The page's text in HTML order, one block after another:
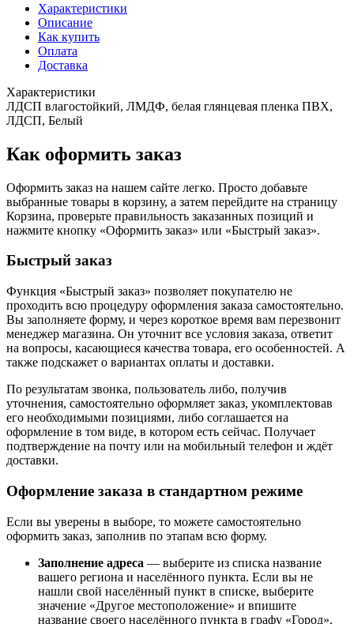
Характеристики
Описание
Как купить
Оплата
Доставка
Характеристики
ЛДСП влагостойкий, ЛМДФ, белая глянцевая пленка ПВХ,
ЛДСП, Белый
Как оформить заказ
Оформить заказ на нашем сайте легко. Просто добавьте
выбранные товары в корзину, а затем перейдите на страницу
Корзина, проверьте правильность заказанных позиций и
нажмите кнопку «Оформить заказ» или «Быстрый заказ».
Быстрый заказ
Функция «Быстрый заказ» позволяет покупателю не
проходить всю процедуру оформления заказа самостоятельно.
Вы заполняете форму, и через короткое время вам перезвонит
менеджер магазина. Он уточнит все условия заказа, ответит
на вопросы, касающиеся качества товара, его особенностей. А
также подскажет о вариантах оплаты и доставки.
По результатам звонка, пользователь либо, получив
уточнения, самостоятельно оформляет заказ, укомплектовав
его необходимыми позициями, либо соглашается на
оформление в том виде, в котором есть сейчас. Получает
подтверждение на почту или на мобильный телефон и ждёт
доставки.
Оформление заказа в стандартном режиме
Если вы уверены в выборе, то можете самостоятельно
оформить заказ, заполнив по этапам всю форму.
Заполнение адреса — выберите из списка название
вашего региона и населённого пункта. Если вы не
нашли свой населённый пункт в списке, выберите
значение «Другое местоположение» и впишите
название своего населённого пункта в графу «Город».